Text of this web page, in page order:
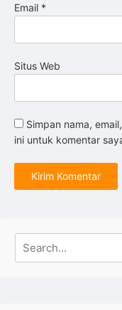
Email *
Situs Web
Simpan nama,
ini untuk komentar
for: